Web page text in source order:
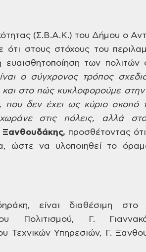
(Σ.Β.Α.Κ.) του Δήμου ο
ότι στους στόχους του
ευαισθητοποίηση των πολιτών
ο σύγχρονος τρόπος
στο πώς κυκλοφορούμεστην
που δεν έχει ωςκύριο σκοπό
στιςπόλεις, αλλά
Ξανθουδάκης, προσθέτοντας
ώστε να υλοποιηθεί το
είναι διαθέσιμη στο
Πολιτισμού, Γ.
Τεχνικών Υπηρεσιών, Γ.